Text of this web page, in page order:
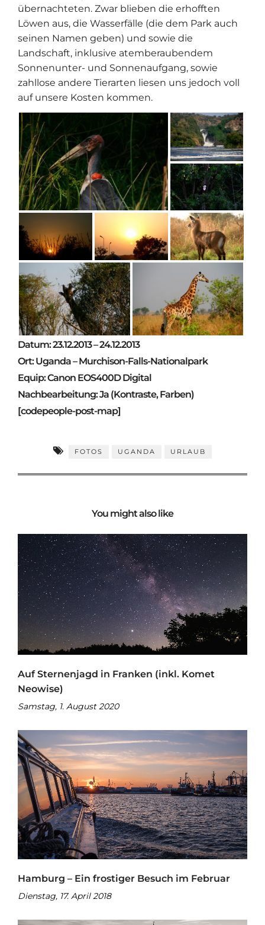
übernachteten. Zwar blieben die erhofften
Löwen aus, die Wasserfälle (die dem Park auch
seinen Namen geben) und sowie die
Landschaft, inklusive atemberaubendem
Sonnenunter- und Sonnenaufgang, sowie
zahllose andere Tierarten liesen uns jedoch voll
auf unsere Kosten kommen.
Datum: 23.12.2013 – 24.12.2013
Ort: Uganda – Murchison-Falls-Nationalpark
Equip: Canon EOS400D Digital
Nachbearbeitung: Ja (Kontraste, Farben)
[codepeople-post-map]
FOTOS UGANDA URLAUB
You might also like
Auf Sternenjagd in Franken (inkl. Komet
Neowise)
Samstag, 1. August 2020
Hamburg – Ein frostiger Besuch im Februar
Dienstag, 17. April 2018